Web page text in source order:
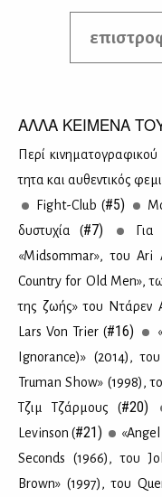
ΑΛΛΑ ΚΕΙΜΕΝΑ
Πε­ρί
τη­τα και αυ­θε­ντι­κός
Fight-Club (#5)
δυ­στυ­χία (#7)
«Midsommar», του Ari
Country for Old Men»,
της ζω­ής» του Ντά­ρεν
Lars Von Trier (#16)
Ignorance)» (2014),
Truman Show» (1998),
Τζιμ Τζάρ­μους (#20)
Levinson (#21)
Seconds (1966), του
Brown» (1997), του